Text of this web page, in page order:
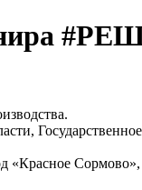
«Красное